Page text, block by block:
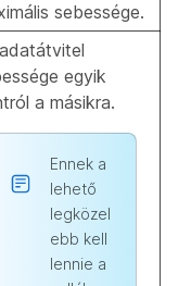
sebessége.
egyik
a másikra.
Ennek a
lehető
legközel
ebb kell
lennie a